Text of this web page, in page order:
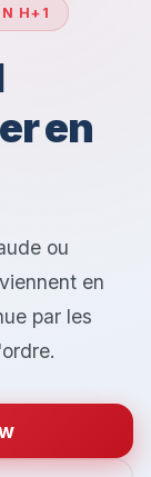
H+1
en
ou
en
par les